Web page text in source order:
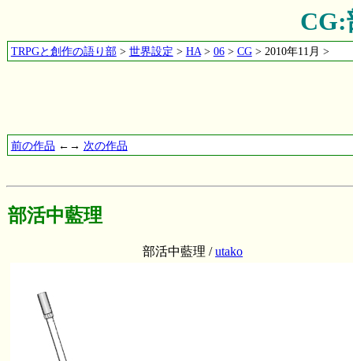
CG:
TRPGと創作の語り部> 世界設定 > HA> 06> CG> 2010年11月 >
前の作品 ←→ 次の作品
部活中藍理
部活中藍理 /utako